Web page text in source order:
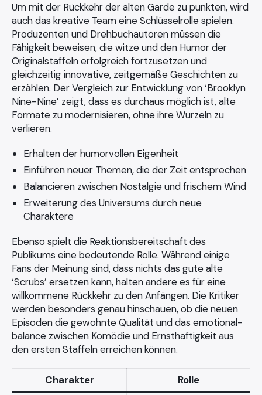
Um mit der Rückkehr der alten Garde zu punkten, wird
auch das kreative Team eine Schlüsselrolle spielen.
Produzenten und Drehbuchautoren müssen die
Fähigkeit beweisen, die witze und den Humor der
Originalstaffeln erfolgreich fortzusetzen und
gleichzeitig innovative, zeitgemäße Geschichten zu
erzählen. Der Vergleich zur Entwicklung von ‘Brooklyn
Nine-Nine’ zeigt, dass es durchaus möglich ist, alte
Formate zu modernisieren, ohne ihre Wurzeln zu
verlieren.
Erhalten der humorvollen Eigenheit
Einführen neuer Themen, die der Zeit entsprechen
Balancieren zwischen Nostalgie und frischem Wind
Erweiterung des Universums durch neue
Charaktere
Ebenso spielt die Reaktionsbereitschaft des
Publikums eine bedeutende Rolle. Während einige
Fans der Meinung sind, dass nichts das gute alte
‘Scrubs’ ersetzen kann, halten andere es für eine
willkommene Rückkehr zu den Anfängen. Die Kritiker
werden besonders genau hinschauen, ob die neuen
Episoden die gewohnte Qualität und das emotional-
balance zwischen Komödie und Ernsthaftigkeit aus
den ersten Staffeln erreichen können.
Charakter
Rolle
×
Search
for: